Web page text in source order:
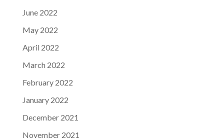
June 2022
May 2022
April 2022
March 2022
February 2022
January 2022
December 2021
November 2021